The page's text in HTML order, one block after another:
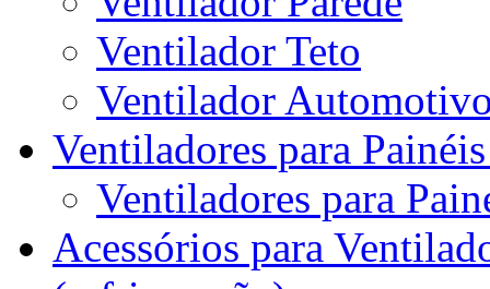
Ventilador Teto
Ventilador
Ventiladores para
Ventiladores para
Acessórios para